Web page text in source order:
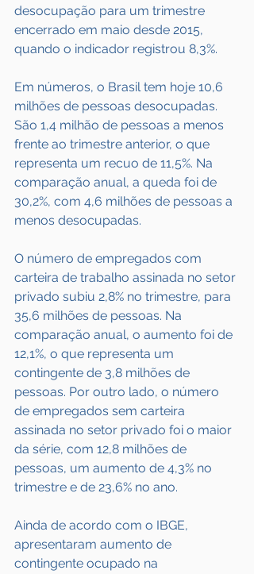
desocupação para um trimestre
encerrado em maio desde 2015,
quando o indicador registrou 8,3%.
Em números, o Brasil tem hoje 10,6
milhões de pessoas desocupadas.
São 1,4 milhão de pessoas a menos
frente ao trimestre anterior, o que
representa um recuo de 11,5%. Na
comparação anual, a queda foi de
30,2%, com 4,6 milhões de pessoas a
menos desocupadas.
O número de empregados com
carteira de trabalho assinada no setor
privado subiu 2,8% no trimestre, para
35,6 milhões de pessoas. Na
comparação anual, o aumento foi de
12,1%, o que representa um
contingente de 3,8 milhões de
pessoas. Por outro lado, o número
de empregados sem carteira
assinada no setor privado foi o maior
da série, com 12,8 milhões de
pessoas, um aumento de 4,3% no
trimestre e de 23,6% no ano.
Ainda de acordo com o IBGE,
apresentaram aumento de
contingente ocupado na